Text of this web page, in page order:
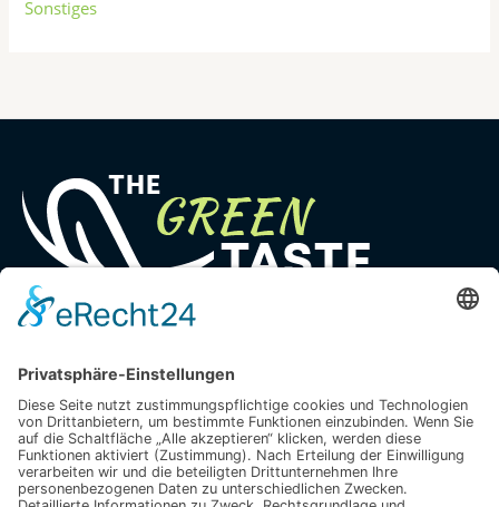
Sonstiges
Deine Natur Experten
Quick Links
Home
Blog
Ratgeber